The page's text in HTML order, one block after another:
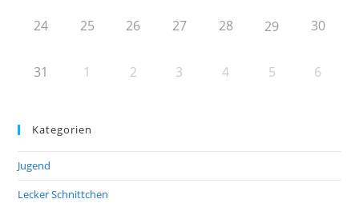
24 25 26 27 28 29 30
31 1 2 3 4 5 6
Kategorien
Jugend
Lecker Schnittchen